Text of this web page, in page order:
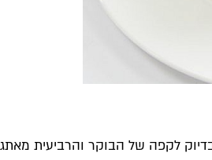
לקפה של הבוקר והרביעית